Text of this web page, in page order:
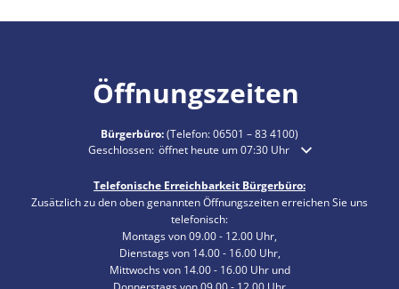
Öffnungszeiten
Bürgerbüro:(Telefon:06501 – 83 4100)
Klicken, um weitere Öffnungs- oder Schließzeiten
Geschlossen: öffnet heute um 07:30 Uhr
Telefonische Erreichbarkeit Bürgerbüro:
Zusätzlich zu den oben genannten Öffnungszeiten erreichen Sie uns
telefonisch:
Montags von 09.00 - 12.00 Uhr,
Dienstags von 14.00 - 16.00 Uhr,
Mittwochs von 14.00 - 16.00 Uhr und